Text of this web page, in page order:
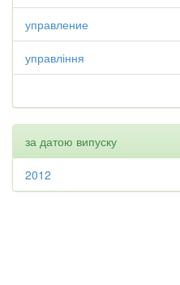
управление
управління
за датою випуску
2012